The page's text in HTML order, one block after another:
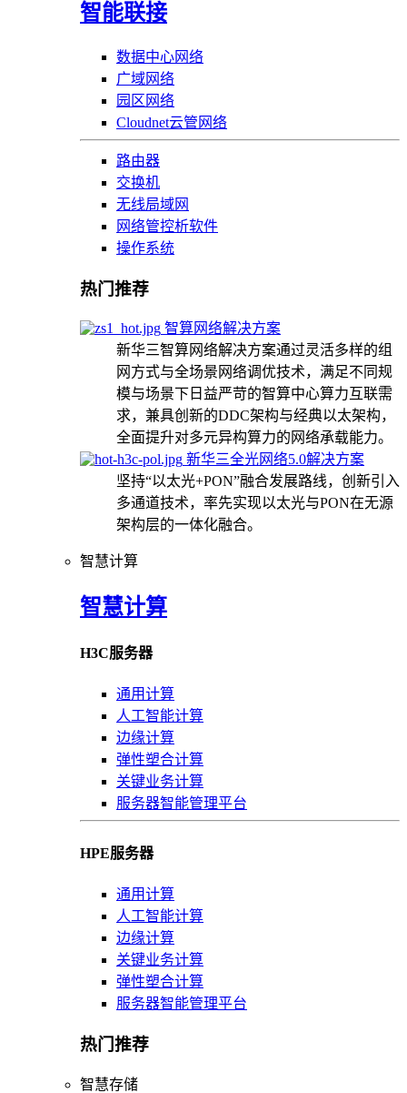
智能联接
数据中心网络
广域网络
园区网络
Cloudnet云管网络
路由器
交换机
无线局域网
网络管控析软件
操作系统
热门推荐
智算网络解决方案
新华三智算网络解决方案通过灵活多样的组
网方式与全场景网络调优技术，满足不同规
模与场景下日益严苛的智算中心算力互联需
求，兼具创新的DDC架构与经典以太架构，
全面提升对多元异构算力的网络承载能力。
新华三全光网络5.0解决方案
坚持“以太光+PON”融合发展路线，创新引入
多通道技术，率先实现以太光与PON在无源
架构层的一体化融合。
智慧计算
智慧计算
H3C服务器
通用计算
人工智能计算
边缘计算
弹性塑合计算
关键业务计算
服务器智能管理平台
HPE服务器
通用计算
人工智能计算
边缘计算
关键业务计算
弹性塑合计算
服务器智能管理平台
热门推荐
智慧存储